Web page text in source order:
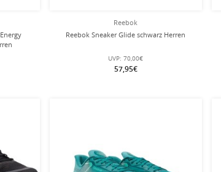
Reebok
Reebok Sneaker Glide schwarz Herren
UVP: 70,00€
57,95€